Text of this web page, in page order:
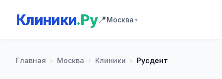
Клиники.Ру📍Москва ▼
Главная › Москва › Клиники › Русдент